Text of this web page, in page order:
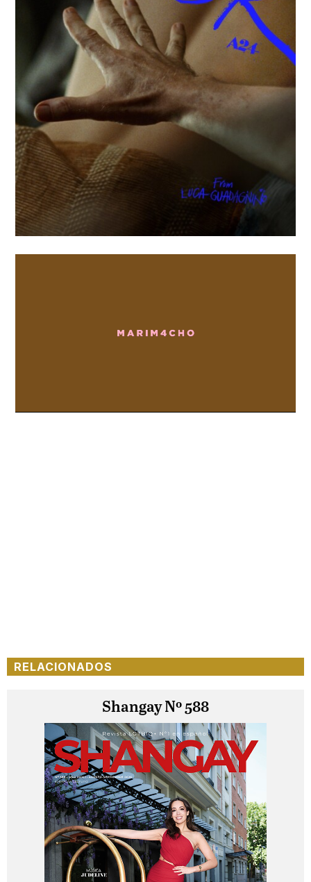
100.00%
RELACIONADOS
Shangay Nº 588